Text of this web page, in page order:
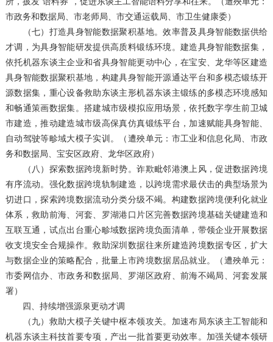
市政务和数据局、市老师局、市交通运载局、市卫生健康委）
（七）打造具身智能数据聚积基地。效率普及具身智能数据供给
才调，为具身智能研发提供高质料锻练环境。建造具身智能数据集，
依托机器东谈主企业和省具身智能更动中心，在宝安、龙华等区建造
具身智能数据聚积基地，构建具身智能开源通达平台和多模态锻练开
源数据集，重心设备救助东谈主形机器东谈主锻练的多模态环境感知
和畅通策画数据集。搭建城市级模拟应用场景，依托数字孪生前卫城
市建造，推动建造城市级高保真仿真锻练平台，加速赋能具身智能、
自动驾驶等畛域大模子实训。（遭殃单元：市工业和信息化局、市政
务和数据局、宝安区政府、龙华区政府）
（八）探索数据跨境新时势。诈欺毗邻港澳上风，促进数据跨境
有序流动。强化数据跨境轨制建造，以跨境需求最伏击的典型场景为
切进口，探索跨境数据流动分类分级不竭。构建数据跨境便利化就业
体系，救助前海、河套、罗湖港口片区完善数据跨境基础关键建造和
互联互通，试点出台重心畛域数据跨境负面清单，带领企业开展数据
收支境安全合规操作。救助深圳数据往来所建造跨境数据专区，扩大
与数据企业的策略配合，批量上市跨境数据居品就业。（遭殃单元：
市委网信办、市政务和数据局、罗湖区政府、前海不竭局、河套发展
署）
四、持续增强源泉更动才调
（九）救助大模子关键中枢本领攻关。加速布局东谈主工智能和
机器东谈主科技首要专项，产出一批首要更动效率。加强关键本领研